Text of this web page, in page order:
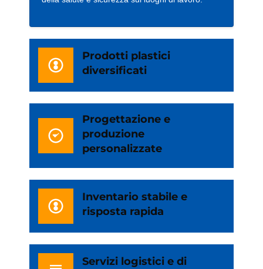
Prodotti plastici
diversificati
Progettazione e
produzione
personalizzate
Inventario stabile e
risposta rapida
Servizi logistici e di